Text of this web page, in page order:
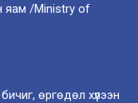
яам /Ministry of
өргөдөл хүлээн